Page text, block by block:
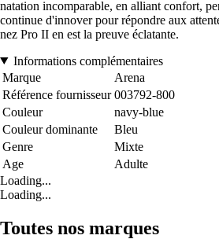
natation incomparable, en alliant confort,
continue d'innover pour répondre aux
nez Pro II en est la preuve éclatante.
Informations complémentaires
Marque
Arena
Référence fournisseur 003792-800
Couleur
navy-blue
Couleur dominante
Bleu
Genre
Mixte
Age
Adulte
Loading...
Loading...
Toutes nos marques